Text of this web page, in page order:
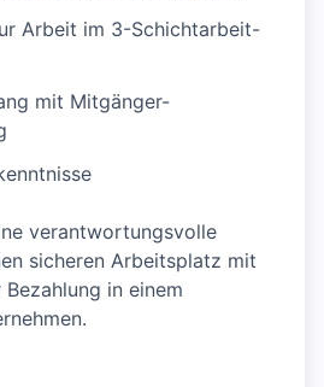
Arbeit im 3-Schichtarbeit-
mit Mitgänger-
verantwortungsvolle
sicheren Arbeitsplatz mit
in einem